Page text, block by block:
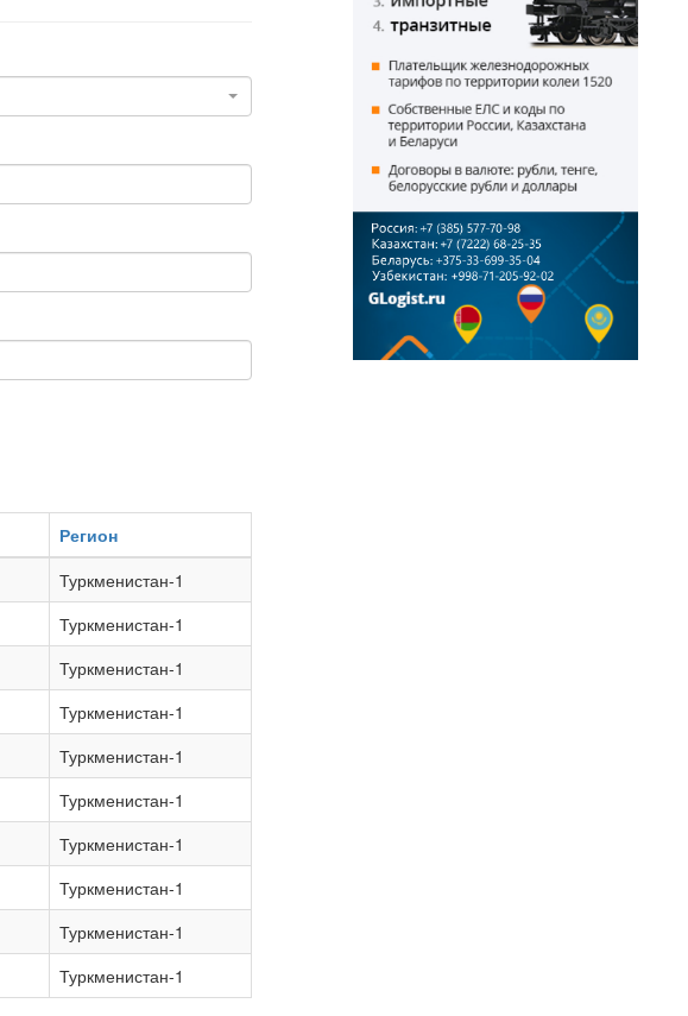
Регион
Туркменистан-1
Туркменистан-1
Туркменистан-1
Туркменистан-1
Туркменистан-1
Туркменистан-1
Туркменистан-1
Туркменистан-1
Туркменистан-1
Туркменистан-1